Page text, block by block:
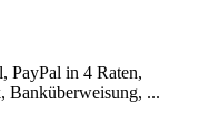
PayPal in 4 Raten,
Banküberweisung, ...